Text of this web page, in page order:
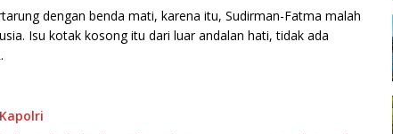
dengan benda mati, karena itu, Sudirman-Fatma malah
Isu kotak kosong itu dari luar andalan hati, tidak ada